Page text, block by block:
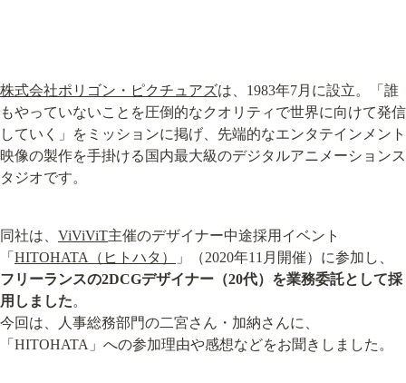
株式会社ポリゴン・ピクチュアズは、1983年7月に設立。「誰
もやっていないことを圧倒的なクオリティで世界に向けて発信
していく」をミッションに掲げ、先端的なエンタテインメント
映像の製作を手掛ける国内最大級のデジタルアニメーションス
タジオです。
同社は、 ViViViT主催のデザイナー中途採用イベント
「 HITOHATA（ヒトハタ）
」（2020年11月開催）に参加し、
フリーランスの2DCGデザイナー（20代）を業務委託として採
用しました。
今回は、人事総務部門の二宮さん・加納さんに、
「HITOHATA」への参加理由や感想などをお聞きしました。